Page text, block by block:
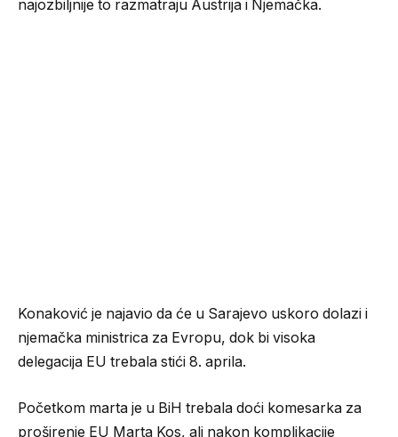
najozbiljnije to razmatraju Austrija i Njemačka.
Konaković je najavio da će u Sarajevo uskoro dolazi i
njemačka ministrica za Evropu, dok bi visoka
delegacija EU trebala stići 8. aprila.
Početkom marta je u BiH trebala doći komesarka za
proširenje EU Marta Kos, ali nakon komplikacije